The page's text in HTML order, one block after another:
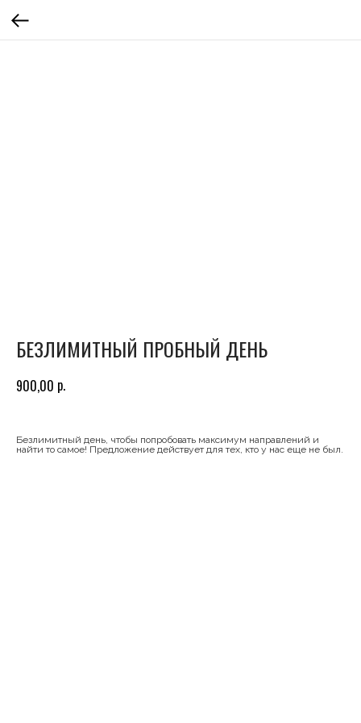
БЕЗЛИМИТНЫЙ ПРОБНЫЙ ДЕНЬ
900,00 р.
Безлимитный день, чтобы попробовать максимум направлений и
найти то самое! Предложение действует для тех, кто у нас еще не был.